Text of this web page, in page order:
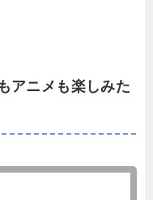
アニメも楽しみた